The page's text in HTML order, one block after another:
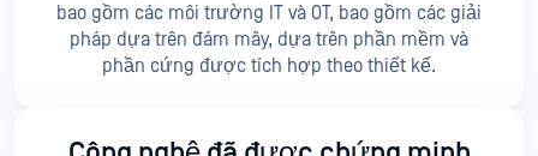
bao gồm các môi trường IT và OT, bao gồm các giải
pháp dựa trên đám mây, dựa trên phần mềm và
phần cứng được tích hợp theo thiết kế.